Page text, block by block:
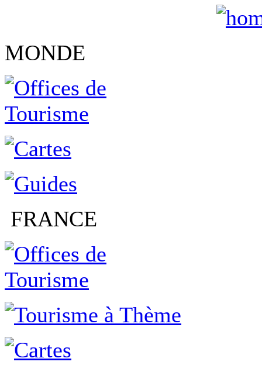
MONDE
FRANCE